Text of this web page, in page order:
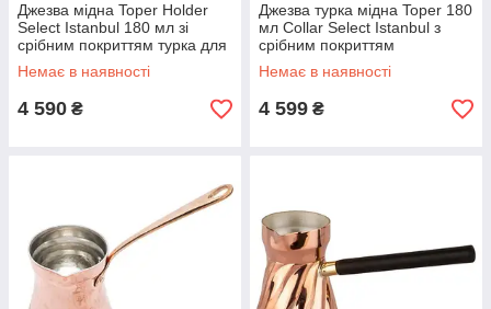
Джезва мідна Toper Holder
Select Istanbul 180 мл зі
срібним покриттям турка для
кави
Немає в наявності
4 590 ₴
Джезва турка мідна Toper 180
мл Collar Select Istanbul з
срібним покриттям
Немає в наявності
4 599 ₴